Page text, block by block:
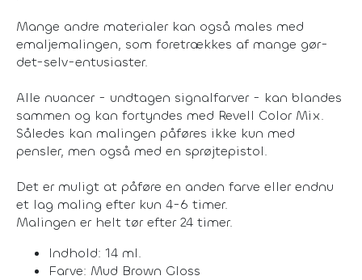
Mange andre materialer kan også males med
emaljemalingen, som foretrækkes af mange gør-
det-selv-entusiaster.
Alle nuancer - undtagen signalfarver - kan blandes
sammen og kan fortyndes med Revell Color Mix.
Således kan malingen påføres ikke kun med
pensler, men også med en sprøjtepistol.
Det er muligt at påføre en anden farve eller endnu
et lag maling efter kun 4-6 timer.
Malingen er helt tør efter 24 timer.
Indhold: 14 ml.
Farve: Mud Brown Gloss